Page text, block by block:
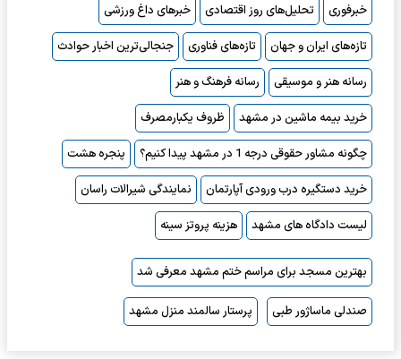
خبرفوری تحلیل‌های روز اقتصادی
خبرهای داغ ورزشی
تازه‌های ایران و جهان
تازه‌های فناوری
جنجالی‌ترین اخبار حوادث
رسانه هنر و موسیقی
رسانه فرهنگ و هنر
خرید بیمه ماشین در مشهد
ظروف یکبارمصرف
چگونه مشاور حقوقی درجه 1 در مشهد پیدا کنیم؟
پنجره هشت
خرید دستگیره درب ورودی آپارتمان
نمایندگی شیرالات راسان
لیست دادگاه های مشهد
هزینه پروتز سینه
بهترین مسجد برای مراسم ختم مشهد معرفی شد
صندلی ماساژور طبی پرستار سالمند منزل مشهد